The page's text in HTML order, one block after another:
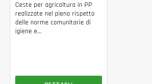
Ceste per agricoltura in PP
realizzate nel pieno rispetto
delle norme comunitarie di
igiene e...